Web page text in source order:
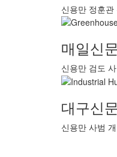
신용만 정훈
매일신
신용만 검도
대구신
신용만 사범